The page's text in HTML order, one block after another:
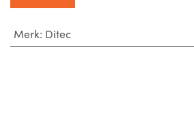
Merk: Ditec